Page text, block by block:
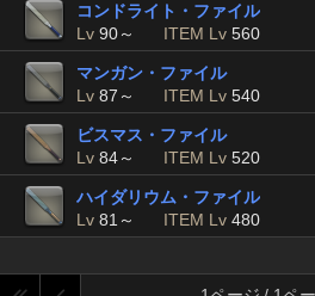
コンドライト・ファイル
Lv 90～ ITEM Lv 560
マンガン・ファイル
Lv 87～ ITEM Lv 540
ビスマス・ファイル
Lv 84～ ITEM Lv 520
ハイダリウム・ファイル
Lv 81～ ITEM Lv 480